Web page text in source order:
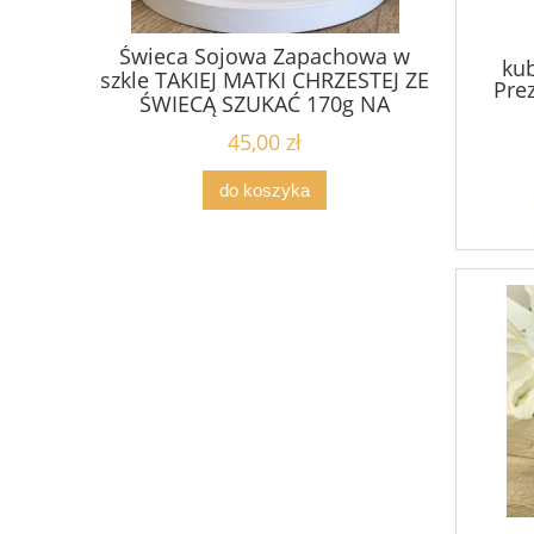
Świeca Sojowa Zapachowa w
szkle TAKIEJ PRZYJACIÓŁKI ZE
ŚWIECĄ SZUKAĆ 170g złota
pokrywka
45,00 zł
do koszyka
pracy